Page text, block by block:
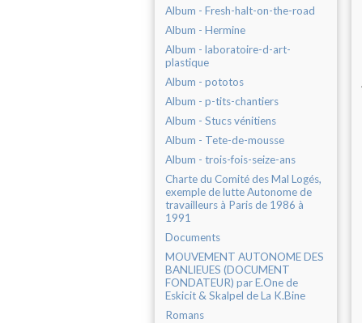
Album - Fresh-halt-on-the-road
Album - Hermine
Album - laboratoire-d-art-
plastique
Album - pototos
Album - p-tits-chantiers
Album - Stucs vénitiens
Album - Tete-de-mousse
Album - trois-fois-seize-ans
Charte du Comité des Mal Logés,
exemple de lutte Autonome de
travailleurs à Paris de 1986 à
1991
Documents
MOUVEMENT AUTONOME DES
BANLIEUES (DOCUMENT
FONDATEUR) par E.One de
Eskicit & Skalpel de La K.Bine
Romans